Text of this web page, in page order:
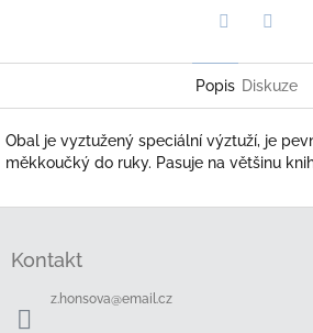
Popis Diskuze
Obal je vyztužený speciální výztuží, je
měkkoučký do ruky. Pasuje na většinu
Kontakt
z.honsova@email.cz